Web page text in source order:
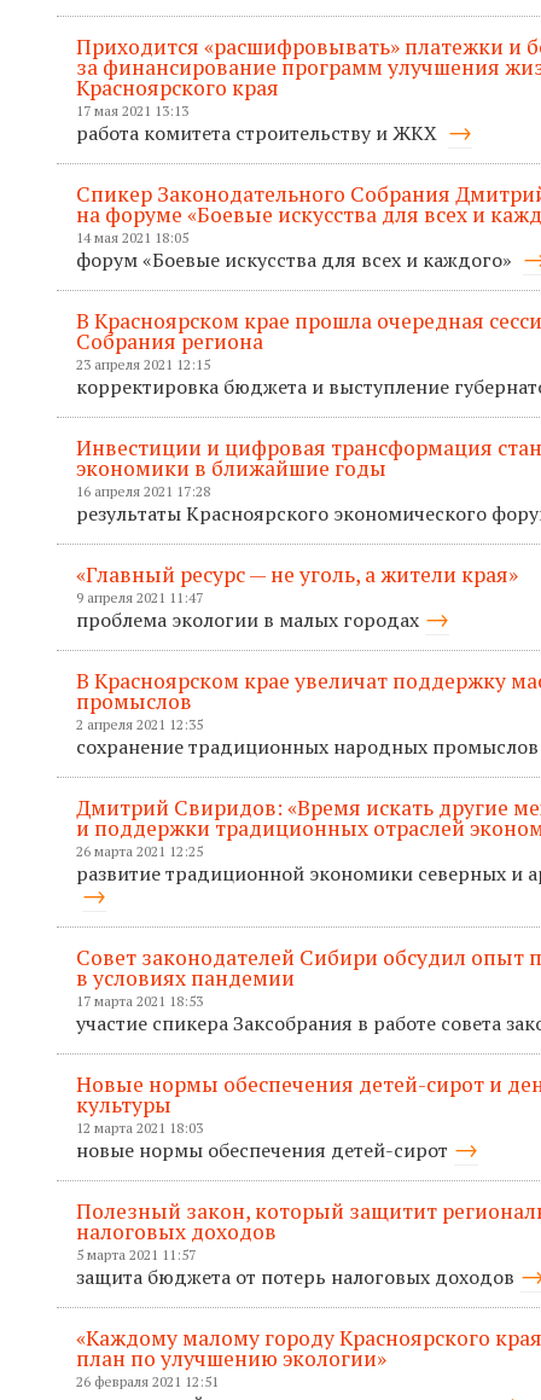
Приходится «расшифровывать» платежки и
за финансирование программ улучшения
Красноярского края
17 мая 2021 13:13
работа комитета строительству и ЖКХ
Спикер Законодательного Собрания
на форуме «Боевые искусства для всех и
14 мая 2021 18:05
форум «Боевые искусства для всех и каждого»
В Красноярском крае прошла очередная
Собрания региона
23 апреля 2021 12:15
корректировка бюджета и выступление
Инвестиции и цифровая трансформация
экономики в ближайшие годы
16 апреля 2021 17:28
результаты Красноярского экономического
«Главный ресурс — не уголь, а жители края»
9 апреля 2021 11:47
проблема экологии в малых городах
В Красноярском крае увеличат поддержку
промыслов
2 апреля 2021 12:35
сохранение традиционных народных
Дмитрий Свиридов: «Время искать другие
и поддержки традиционных отраслей
26 марта 2021 12:25
развитие традиционной экономики северных и
Совет законодателей Сибири обсудил опыт
в условиях пандемии
17 марта 2021 18:53
участие спикера Заксобрания в работе совета
Новые нормы обеспечения детей-сирот и
культуры
12 марта 2021 18:03
новые нормы обеспечения детей-сирот
Полезный закон, который защитит
налоговых доходов
5 марта 2021 11:57
защита бюджета от потерь налоговых доходов
«Каждому малому городу Красноярского
план по улучшению экологии»
26 февраля 2021 12:51